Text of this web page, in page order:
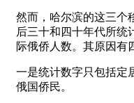
然而，哈尔滨的这三个
后三十和四十年代所统
际俄侨人数。其原因有
一是统计数字只包括定
俄国侨民。